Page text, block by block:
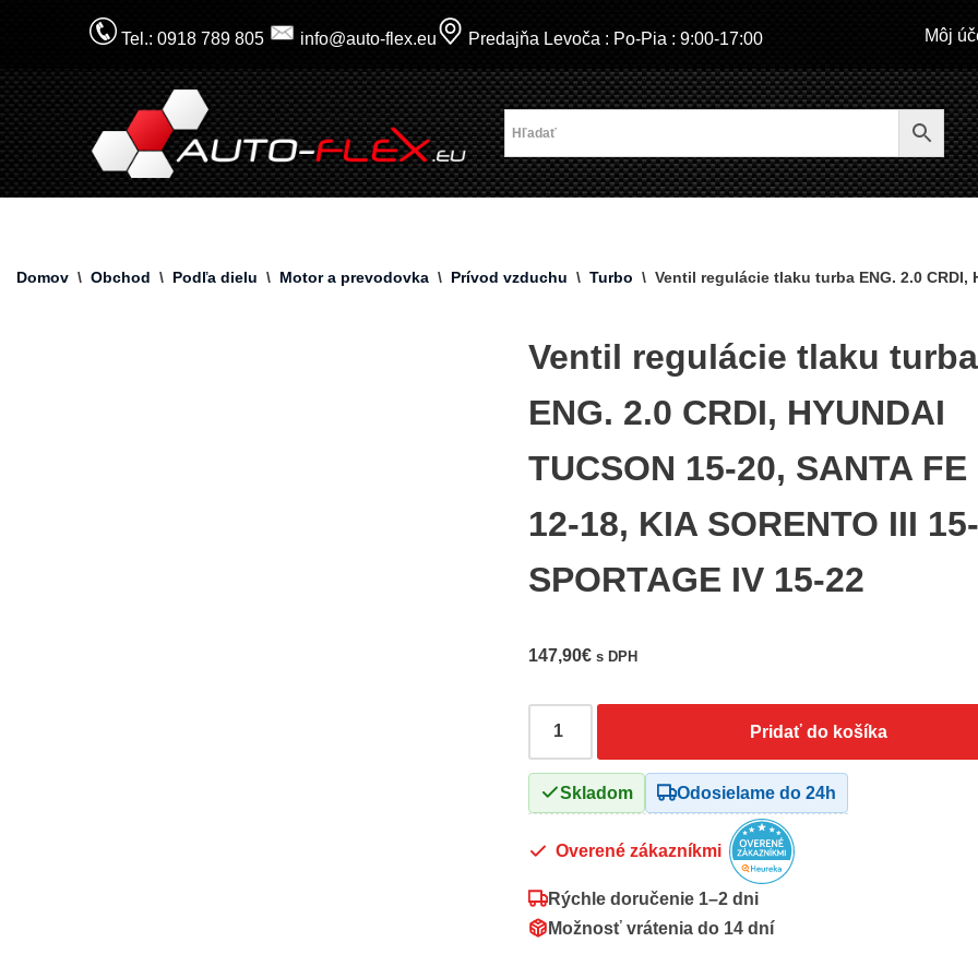
na
obsah
Tel.: 0918 789 805 info@auto-flex.eu Predajňa Levoča : Po-Pia : 9:00-17:00 Môj
Domov \ Obchod \ Podľa dielu \ Motor a prevodovka \ Prívod vzduchu \ Turbo \ Ventil regulácie tlaku turba ENG. 2.0 CRDI,
Ventil regulácie tlaku turba
ENG. 2.0 CRDI, HYUNDAI
TUCSON 15-20, SANTA FE
12-18, KIA SORENTO III
SPORTAGE IV 15-22
147,90€ s DPH
Pridať do košíka
Skladom Odosielame do 24h
Overené zákazníkmi
Rýchle doručenie 1–2 dni
Možnosť vrátenia do 14 dní